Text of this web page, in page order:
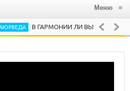
Меню ≡
В ГАРМОНИИ ЛИ ВЫ С